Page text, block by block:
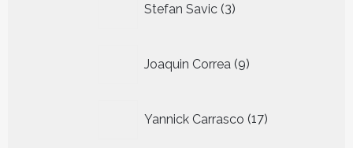
Stefan Savic 3
producten
Joaquin Correa 9
producten
Yannick Carrasco 17
producten